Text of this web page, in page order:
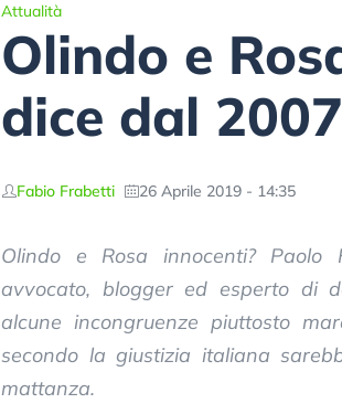
Attualità
Olindo e
dice dal 2007
Fabio Frabetti 26 Aprile 2019 - 14:35
Olindo e Rosa innocenti? Paolo
avvocato, blogger ed esperto di
alcune incongruenze piuttosto
secondo la giustizia italiana
mattanza.